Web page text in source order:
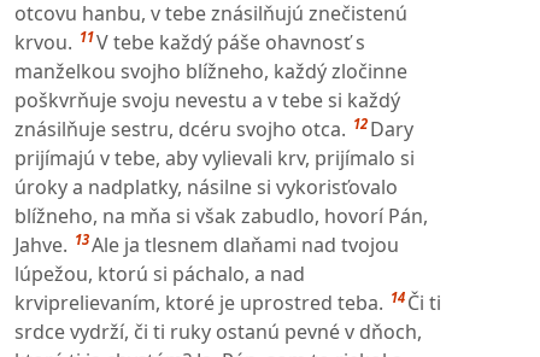
otcovu hanbu, v tebe znásilňujú znečistenú
krvou. 11V tebe každý páše ohavnosť s
manželkou svojho blížneho, každý zločinne
poškvrňuje svoju nevestu a v tebe si každý
znásilňuje sestru, dcéru svojho otca. 12 Dary
prijímajú v tebe, aby vylievali krv, prijímalo si
úroky a nadplatky, násilne si vykorisťovalo
blížneho, na mňa si však zabudlo, hovorí Pán,
Jahve. 13Ale ja tlesnem dlaňami nad tvojou
lúpežou, ktorú si páchalo, a nad
krviprelievaním, ktoré je uprostred teba. 14 Či ti
srdce vydrží, či ti ruky ostanú pevné v dňoch,